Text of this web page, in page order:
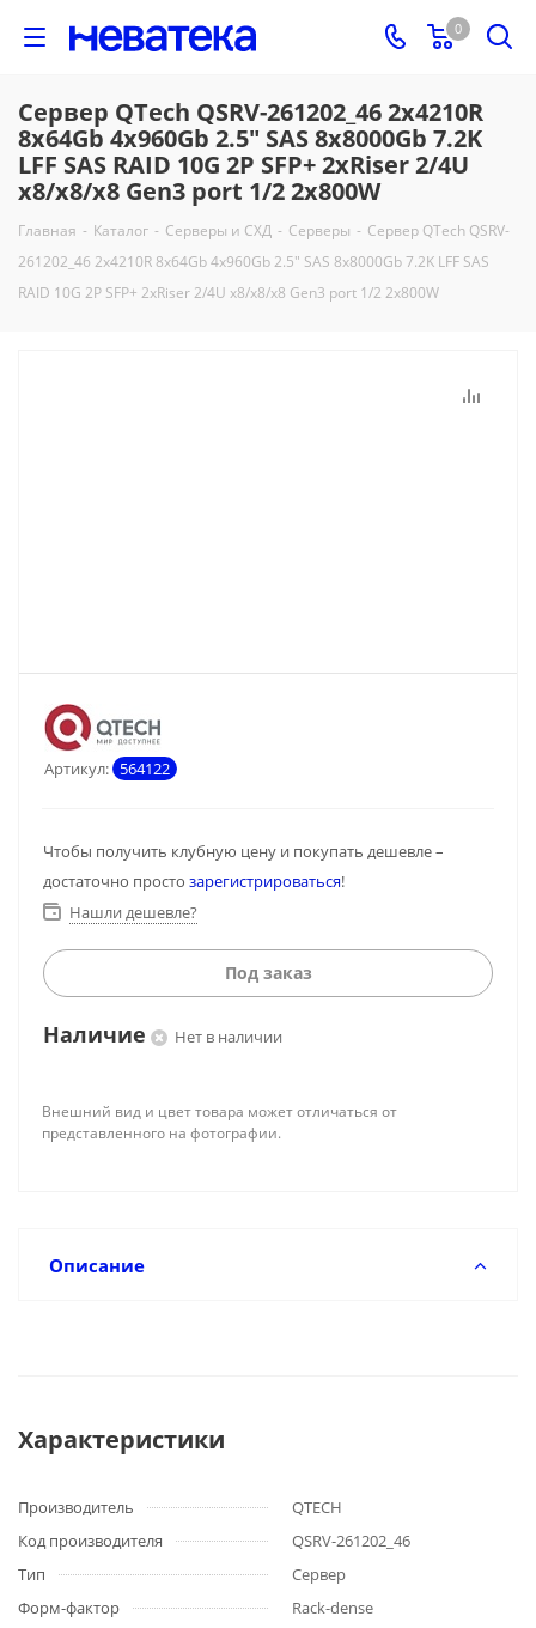
0
Сервер QTech QSRV-261202_46 2x4210R
8x64Gb 4x960Gb 2.5" SAS 8x8000Gb 7.2K
LFF SAS RAID 10G 2P SFP+ 2хRiser 2/4U
x8/x8/x8 Gen3 port 1/2 2x800W
Главная - Каталог - Серверы и СХД - Серверы - Сервер QTech QSRV-
261202_46 2x4210R 8x64Gb 4x960Gb 2.5" SAS 8x8000Gb 7.2K LFF SAS
RAID 10G 2P SFP+ 2хRiser 2/4U x8/x8/x8 Gen3 port 1/2 2x800W
Артикул: 564122
Чтобы получить клубную цену и покупать дешевле –
достаточно просто зарегистрироваться!
Нашли дешевле?
Под заказ
Наличие Нет в наличии
Внешний вид и цвет товара может отличаться от
представленного на фотографии.
Описание
Характеристики
Производитель
QTECH
Код производителя
QSRV-261202_46
Тип
Сервер
Форм-фактор
Rack-dense